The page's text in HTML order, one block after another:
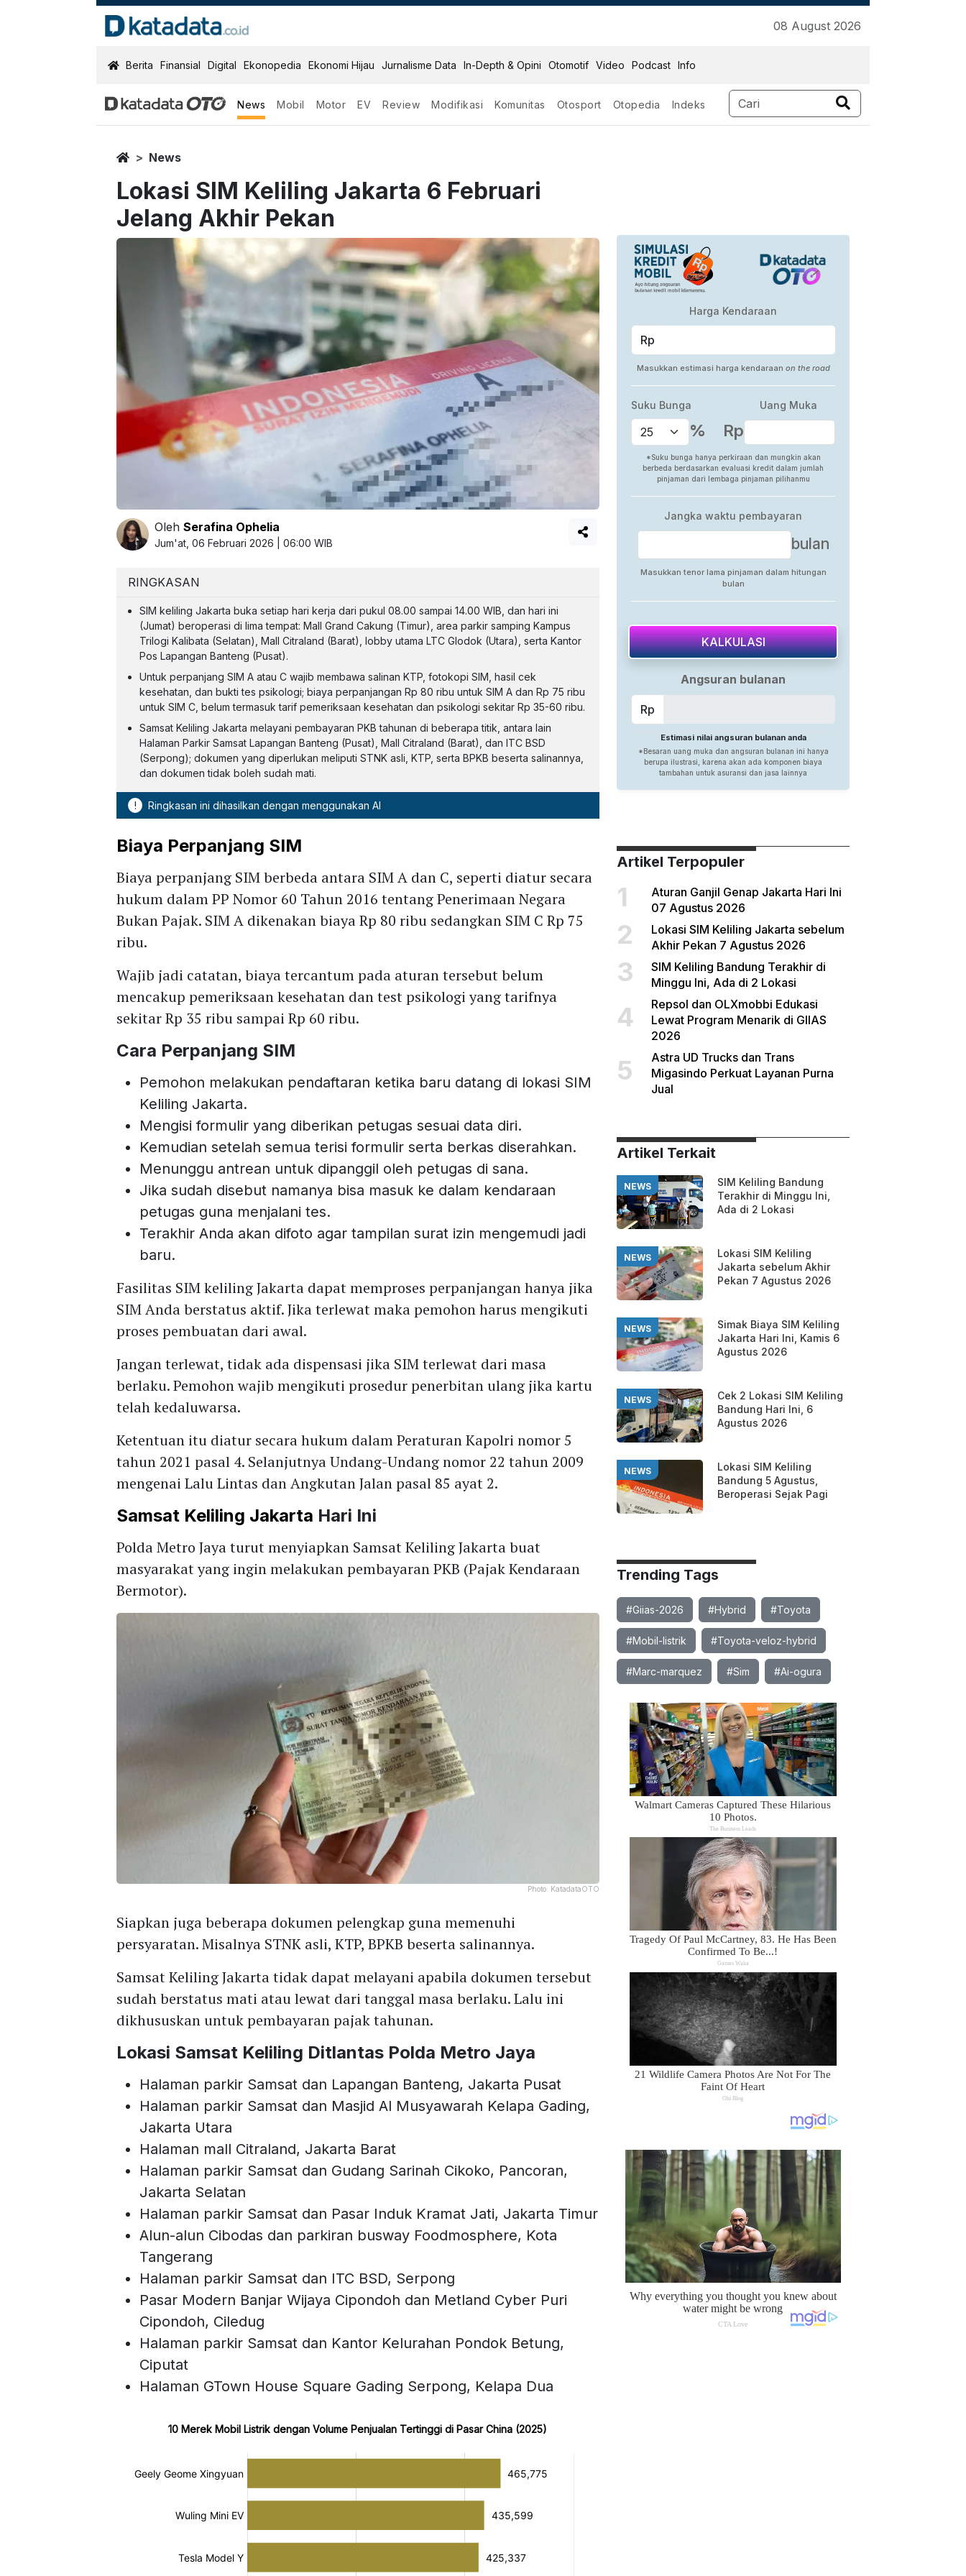
08 August 2026
KatadataOTO
Berita Finansial Digital Ekonopedia Ekonomi Hijau Jurnalisme Data In-Depth & Opini Otomotif Video Podcast Info
News Mobil Motor EV Review Modifikasi Komunitas Otosport Otopedia Indeks
HomeNews
Lokasi SIM Keliling Jakarta 6 Februari
Jelang Akhir Pekan
OlehSerafina Ophelia
Jum'at, 06 Februari 2026 | 06:00 WIB
RINGKASAN
SIM keliling Jakarta buka setiap hari kerja dari pukul 08.00 sampai 14.00 WIB, dan hari ini
(Jumat) beroperasi di lima tempat: Mall Grand Cakung (Timur), area parkir samping Kampus
Trilogi Kalibata (Selatan), Mall Citraland (Barat), lobby utama LTC Glodok (Utara), serta Kantor
Pos Lapangan Banteng (Pusat).
Untuk perpanjang SIM A atau C wajib membawa salinan KTP, fotokopi SIM, hasil cek
kesehatan, dan bukti tes psikologi; biaya perpanjangan Rp 80 ribu untuk SIM A dan Rp 75 ribu
untuk SIM C, belum termasuk tarif pemeriksaan kesehatan dan psikologi sekitar Rp 35-60 ribu.
Samsat Keliling Jakarta melayani pembayaran PKB tahunan di beberapa titik, antara lain
Halaman Parkir Samsat Lapangan Banteng (Pusat), Mall Citraland (Barat), dan ITC BSD
(Serpong); dokumen yang diperlukan meliputi STNK asli, KTP, serta BPKB beserta salinannya,
dan dokumen tidak boleh sudah mati.
! Ringkasan ini dihasilkan dengan menggunakan AI
Biaya Perpanjang SIM
Biaya perpanjang SIM berbeda antara SIM A dan C, seperti diatur secara
hukum dalam PP Nomor 60 Tahun 2016 tentang Penerimaan Negara
Bukan Pajak. SIM A dikenakan biaya Rp 80 ribu sedangkan SIM C Rp 75
ribu.
Wajib jadi catatan, biaya tercantum pada aturan tersebut belum
mencakup pemeriksaan kesehatan dan test psikologi yang tarifnya
sekitar Rp 35 ribu sampai Rp 60 ribu.
Cara Perpanjang SIM
Pemohon melakukan pendaftaran ketika baru datang di lokasi SIM
Keliling Jakarta.
Mengisi formulir yang diberikan petugas sesuai data diri.
Kemudian setelah semua terisi formulir serta berkas diserahkan.
Menunggu antrean untuk dipanggil oleh petugas di sana.
Jika sudah disebut namanya bisa masuk ke dalam kendaraan
petugas guna menjalani tes.
Terakhir Anda akan difoto agar tampilan surat izin mengemudi jadi
baru.
Fasilitas SIM keliling Jakarta dapat memproses perpanjangan hanya jika
SIM Anda berstatus aktif. Jika terlewat maka pemohon harus mengikuti
proses pembuatan dari awal.
Jangan terlewat, tidak ada dispensasi jika SIM terlewat dari masa
berlaku. Pemohon wajib mengikuti prosedur penerbitan ulang jika kartu
telah kedaluwarsa.
Ketentuan itu diatur secara hukum dalam Peraturan Kapolri nomor 5
tahun 2021 pasal 4. Selanjutnya Undang-Undang nomor 22 tahun 2009
mengenai Lalu Lintas dan Angkutan Jalan pasal 85 ayat 2.
Samsat Keliling Jakarta Hari Ini
Polda Metro Jaya turut menyiapkan Samsat Keliling Jakarta buat
masyarakat yang ingin melakukan pembayaran PKB (Pajak Kendaraan
Bermotor).
Photo: KatadataOTO
Siapkan juga beberapa dokumen pelengkap guna memenuhi
persyaratan. Misalnya STNK asli, KTP, BPKB beserta salinannya.
Samsat Keliling Jakarta tidak dapat melayani apabila dokumen tersebut
sudah berstatus mati atau lewat dari tanggal masa berlaku. Lalu ini
dikhususkan untuk pembayaran pajak tahunan.
Lokasi Samsat Keliling Ditlantas Polda Metro Jaya
Halaman parkir Samsat dan Lapangan Banteng, Jakarta Pusat
Halaman parkir Samsat dan Masjid Al Musyawarah Kelapa Gading,
Jakarta Utara
Halaman mall Citraland, Jakarta Barat
Halaman parkir Samsat dan Gudang Sarinah Cikoko, Pancoran,
Jakarta Selatan
Halaman parkir Samsat dan Pasar Induk Kramat Jati, Jakarta Timur
Alun-alun Cibodas dan parkiran busway Foodmosphere, Kota
Tangerang
Halaman parkir Samsat dan ITC BSD, Serpong
Pasar Modern Banjar Wijaya Cipondoh dan Metland Cyber Puri
Cipondoh, Ciledug
Halaman parkir Samsat dan Kantor Kelurahan Pondok Betung,
Ciputat
Halaman GTown House Square Gading Serpong, Kelapa Dua
Artikel Terpopuler
1
Aturan Ganjil Genap Jakarta Hari Ini
07 Agustus 2026
2
Lokasi SIM Keliling Jakarta sebelum
Akhir Pekan 7 Agustus 2026
3
SIM Keliling Bandung Terakhir di
Minggu Ini, Ada di 2 Lokasi
4
Repsol dan OLXmobbi Edukasi
Lewat Program Menarik di GIIAS
2026
5
Astra UD Trucks dan Trans
Migasindo Perkuat Layanan Purna
Jual
Artikel Terkait
NEWS
SIM Keliling Bandung
Terakhir di Minggu Ini,
Ada di 2 Lokasi
NEWS
Lokasi SIM Keliling
Jakarta sebelum Akhir
Pekan 7 Agustus 2026
NEWS
Simak Biaya SIM Keliling
Jakarta Hari Ini, Kamis 6
Agustus 2026
NEWS
Cek 2 Lokasi SIM Keliling
Bandung Hari Ini, 6
Agustus 2026
NEWS
Lokasi SIM Keliling
Bandung 5 Agustus,
Beroperasi Sejak Pagi
Trending Tags
#Giias-2026 #Hybrid #Toyota
#Mobil-listrik #Toyota-veloz-hybrid
#Marc-marquez #Sim #Ai-ogura